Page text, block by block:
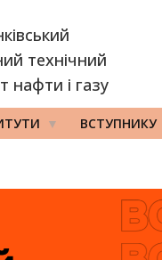
технічний
нафти і газу
ВСТУПНИКУ